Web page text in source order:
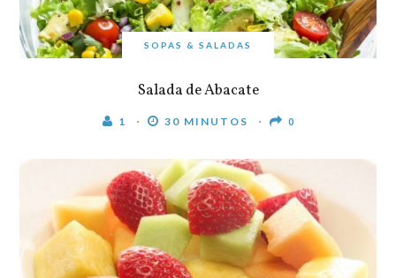
SOPAS & SALADAS
Salada de Abacate
1 30 MINUTOS 0